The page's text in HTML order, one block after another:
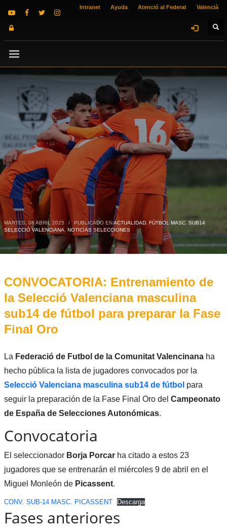
Intranet Ayuda Atenció al Federat Valencià
MARTES, 08 ABRIL 2025 / PUBLICADO ENACTUALIDAD, FÚTBOL MASC. SUB14
SELECCIÓ VALENCIANA, NOTICIAS SELECCIONES
CONVOCATORIA: Entrenamiento de
la Selecció Valenciana masculina
sub14 de fútbol para preparar la Fase
Final Oro
La Federació de Futbol de la Comunitat Valencinana ha
hecho pública la lista de jugadores convocados por la
Selecció Valenciana masculina sub14 de fútbol para
seguir la preparación de la Fase Final Oro del Campeonato
de España de Selecciones Autonómicas.
Convocatoria
El seleccionador Borja Porcarha citado a estos 23
jugadores que se entrenarán el miércoles 9 de abril en el
Miguel Monleón de Picassent.
CONV. SUB-14 MASC. PICASSENT Descarga
Fases anteriores